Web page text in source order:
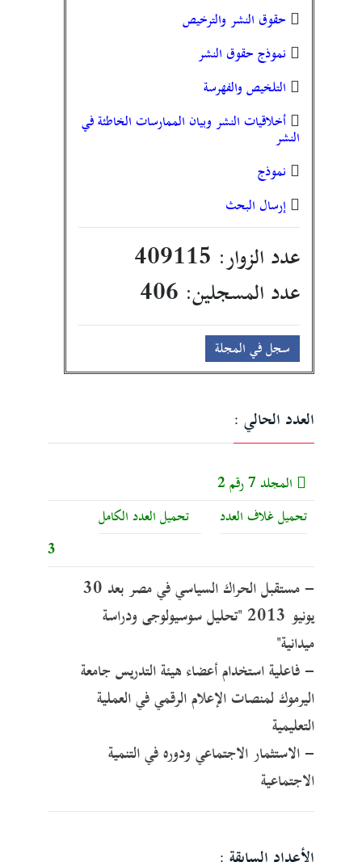
حقوق النشر والترخيص
نموذج حقوق النشر
التلخيص والفهرسة
أخلاقيات النشر وبيان الممارسات الخاطئة في
النشر
نموذج
إرسال البحث
عدد الزوار:
عدد المسجلين:
سجل في المجلة
العدد الحالي :
المجلد 7 رقم 2
تحميل غلاف العدد
تحميل العدد الكامل
3
- مستقبل الحراك السياسي في مصر بعد 30
يونيو 2013 "تحليل سوسيولوجى ودراسة
ميدانية"
- فاعلية استخدام أعضاء هيئة التدريس جامعة
اليرموك لمنصات الإعلام الرقمي في العملية
التعليمية
- الاستثمار الاجتماعي ودوره في التنمية
الاجتماعية